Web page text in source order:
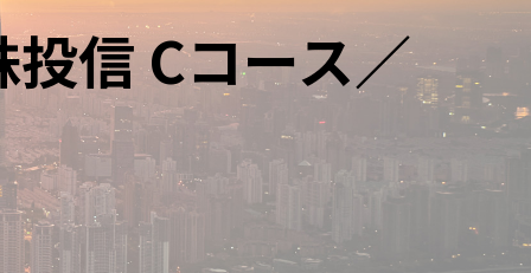
信 Cコース／